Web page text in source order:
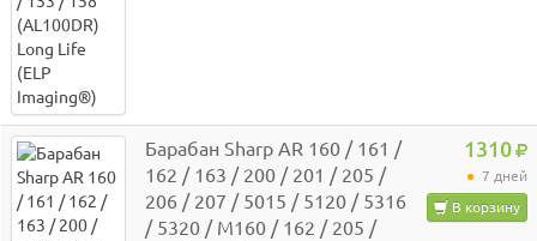
Барабан Sharp AR 160 / 161 /
162 / 163 / 200 / 201 / 205 /
206 / 207 / 5015 / 5120 / 5316
/ 5320 / M160 / 162 / 205 /
1310
7 дней
В корзину